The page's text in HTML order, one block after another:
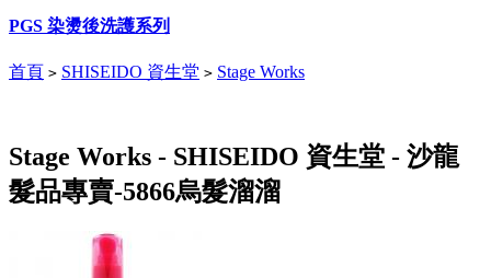
PGS 染燙後洗護系列
首頁 > SHISEIDO 資生堂 > Stage Works
Stage Works - SHISEIDO 資生堂 - 沙龍
髮品專賣-5866烏髮溜溜